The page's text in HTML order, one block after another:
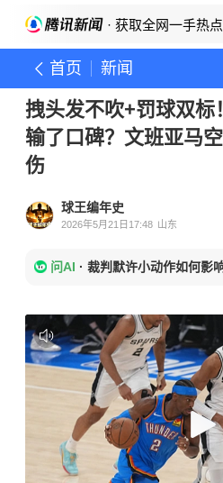
· 获取全网一手热点
首页 新闻
拽头发不吹+罚球双标
输了口碑？文班亚马
伤
球王编年史
2026年5月21日17:48 山东
问AI · 裁判默许小动作如何影